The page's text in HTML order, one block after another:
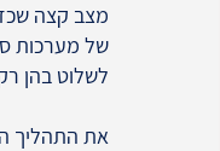
של מערכות
לשלוט בהן
את התהליך